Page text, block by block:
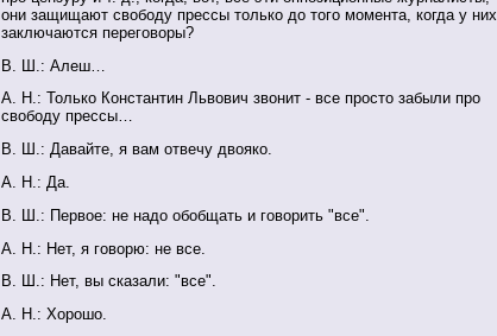
они защищают свободу прессы только до того момента, когда у них
заключаются переговоры?
В. Ш.: Алеш…
А. Н.: Только Константин Львович звонит - все просто забыли про
свободу прессы…
В. Ш.: Давайте, я вам отвечу двояко.
А. Н.: Да.
В. Ш.: Первое: не надо обобщать и говорить "все".
А. Н.: Нет, я говорю: не все.
В. Ш.: Нет, вы сказали: "все".
А. Н.: Хорошо.